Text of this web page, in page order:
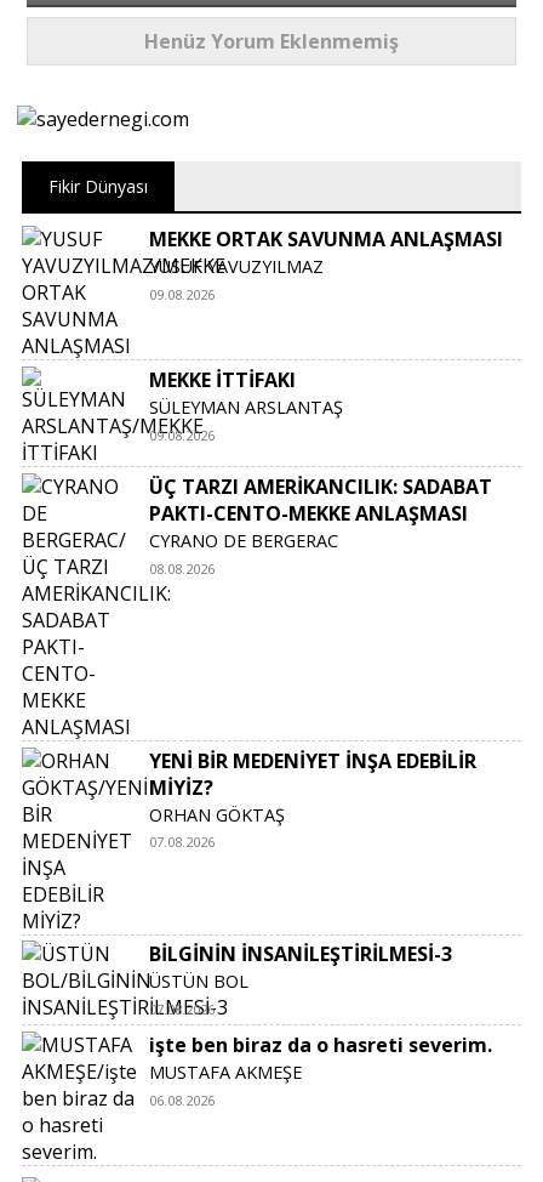
Henüz Yorum Eklenmemiş
Fikir Dünyası
MEKKE ORTAK SAVUNMA ANLAŞMASI
YUSUF YAVUZYILMAZ
09.08.2026
MEKKE İTTİFAKI
SÜLEYMAN ARSLANTAŞ
09.08.2026
ÜÇ TARZI AMERİKANCILIK: SADABAT
PAKTI-CENTO-MEKKE ANLAŞMASI
CYRANO DE BERGERAC
08.08.2026
YENİ BİR MEDENİYET İNŞA EDEBİLİR
MİYİZ?
ORHAN GÖKTAŞ
07.08.2026
BİLGİNİN İNSANİLEŞTİRİLMESİ-3
ÜSTÜN BOL
07.08.2026
işte ben biraz da o hasreti severim.
MUSTAFA AKMEŞE
06.08.2026